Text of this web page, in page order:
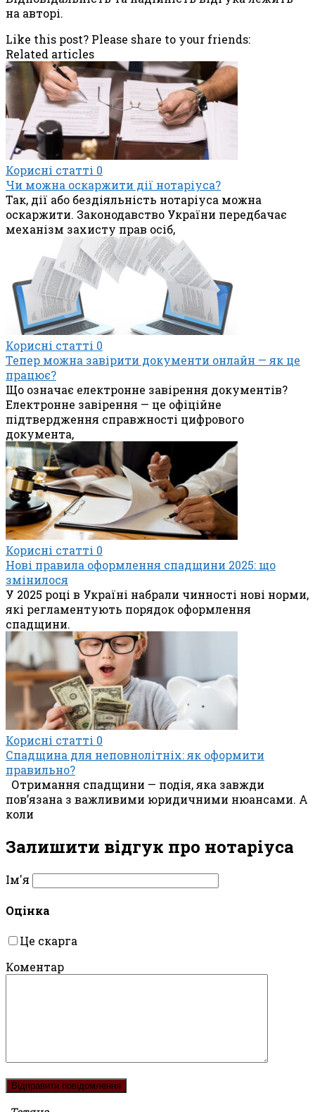
на авторі.
Like this post? Please share to your friends:
Related articles
Корисні статті 0
Чи можна оскаржити дії нотаріуса?
Так, дії або бездіяльність нотаріуса можна
оскаржити. Законодавство України передбачає
механізм захисту прав осіб,
Корисні статті 0
Тепер можна завірити документи онлайн — як це
працює?
Що означає електронне завірення документів?
Електронне завірення — це офіційне
підтвердження справжності цифрового
документа,
Корисні статті 0
Нові правила оформлення спадщини 2025: що
змінилося
У 2025 році в Україні набрали чинності нові норми,
які регламентують порядок оформлення
спадщини.
Корисні статті 0
Спадщина для неповнолітніх: як оформити
правильно?
Отримання спадщини — подія, яка завжди
пов’язана з важливими юридичними нюансами. А
коли
Залишити відгук про нотаріуса
Ім'я
Оцінка
Це скарга
Коментар